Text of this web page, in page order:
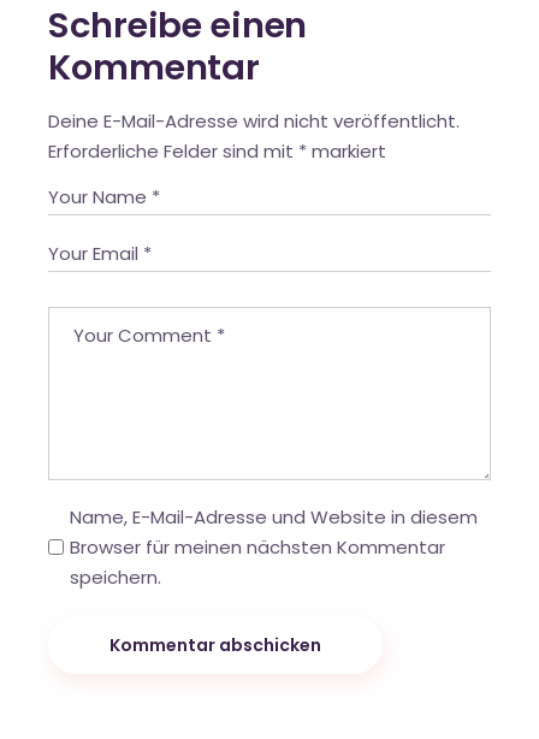
Schreibe einen
Kommentar
Deine E-Mail-Adresse wird nicht veröffentlicht.
Erforderliche Felder sind mit * markiert
Name, E-Mail-Adresse und Website in diesem
Browser für meinen nächsten Kommentar
speichern.
Kommentar abschicken